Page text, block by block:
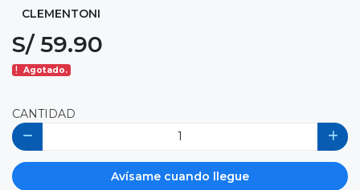
CLEMENTONI
S/ 59.90
Agotado.
CANTIDAD
Avísame cuando llegue